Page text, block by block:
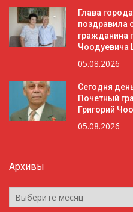
Глава
поздравила
гражданина
05.08.2026
Сегодня
Почетный
Григорий
05.08.2026
Архивы
Архивы